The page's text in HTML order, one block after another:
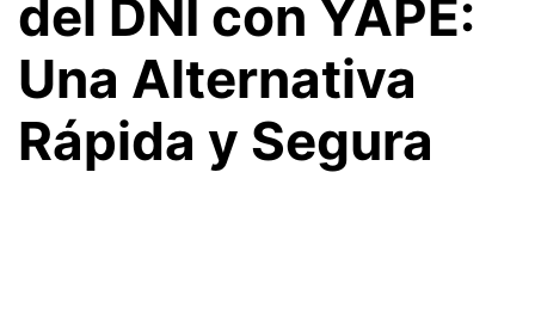
del DNI con YAPE:
Una Alternativa
Rápida y Segura